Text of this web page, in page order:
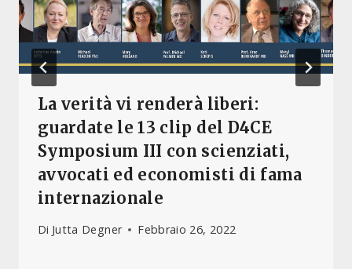
La verità vi renderà liberi:
guardate le 13 clip del D4CE
Symposium III con scienziati,
avvocati ed economisti di fama
internazionale
Di Jutta Degner Febbraio 26, 2022